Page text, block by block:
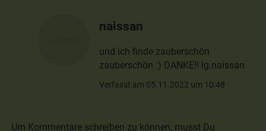
naissan
und ich finde zauberschön
zauberschön :) DANKE!! lg.naissan
Verfasst am 05.11.2022 um 10:48
Um Kommentare schreiben zu können, musst Du